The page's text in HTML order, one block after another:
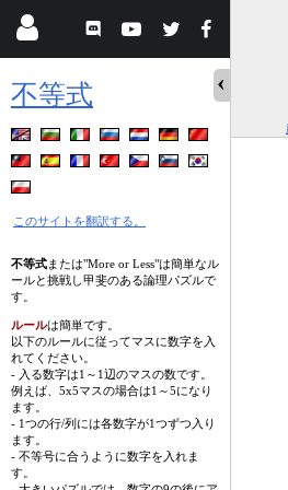
不等式
このサイトを翻訳する。
不等式または"More or Less"は簡単なル
ールと挑戦し甲斐のある論理パズルで
す。
ルールは簡単です。
以下のルールに従ってマスに数字を入
れてください。
- 入る数字は1～1辺のマスの数です。
例えば、5x5マスの場合は1～5になり
ます。
- 1つの行/列には各数字が1つずつ入り
ます。
- 不等号に合うように数字を入れま
す。